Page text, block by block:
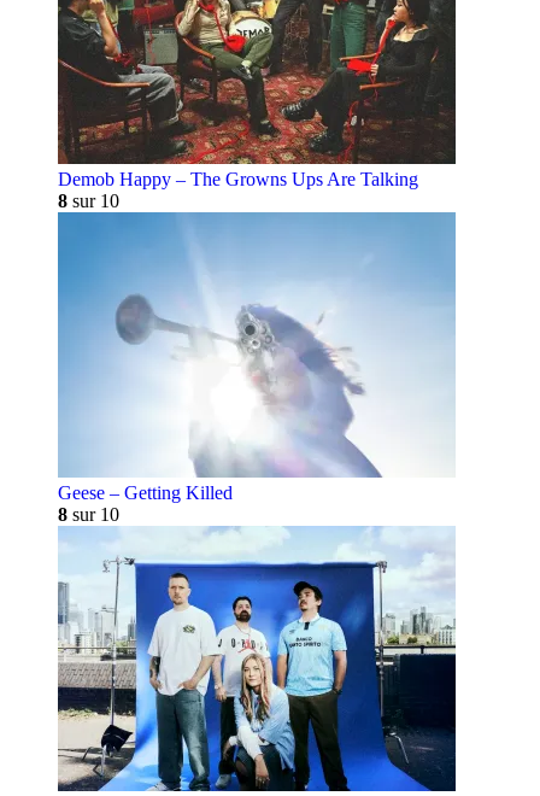
Demob Happy – The Growns Ups Are Talking
8 sur 10
Geese – Getting Killed
8 sur 10